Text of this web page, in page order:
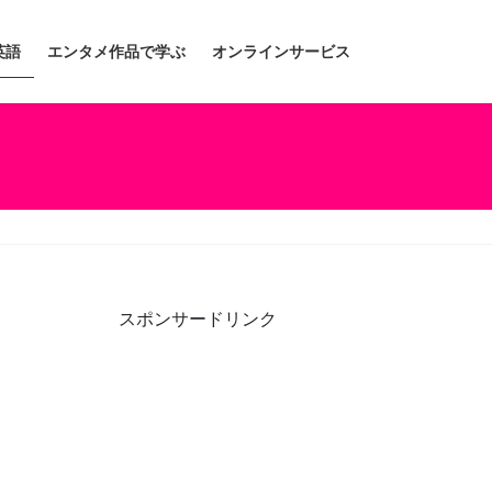
語 エンタメ作品で学ぶ オンラインサービス
スポンサードリンク